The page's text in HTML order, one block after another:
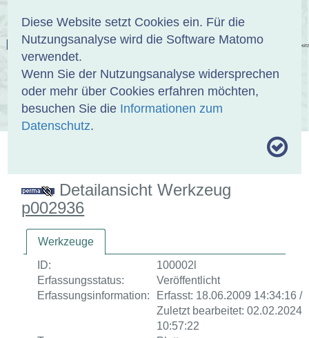
Diese Website setzt Cookies ein. Für die
Nutzungsanalyse wird die Software Matomo
verwendet.
Wenn Sie der Nutzungsanalyse widersprechen
oder mehr über Cookies erfahren möchten,
besuchen Sie die Informationen zum
Datenschutz.
EINBANDDATENBANK
ÜBER UNS SAMMLUNGEN SUCHE
Detailansicht Werkzeug
p002936
Werkzeuge
ID:
100002l
Erfassungsstatus:
Veröffentlicht
Erfassungsinformation:
Erfasst: 18.06.2009 14:34:16 /
Zuletzt bearbeitet: 02.02.2024
10:57:22